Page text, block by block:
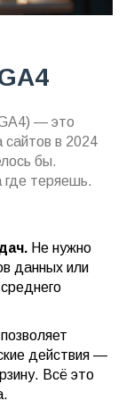
— это
сайтов в 2024
бы.
где теряешь.
Не нужно
данных или
действия —
Всё это